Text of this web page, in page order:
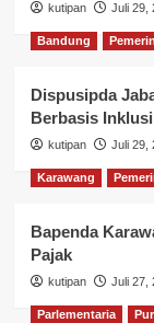
kutipan Juli 29,
Bandung
Dispusipda
Berbasis
kutipan Juli 29,
Karawang
Bapenda
Pajak
kutipan Juli 27,
Parlementaria